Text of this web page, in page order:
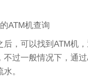
机查询
，可以找到ATM机，
不过一般情况下，通
。